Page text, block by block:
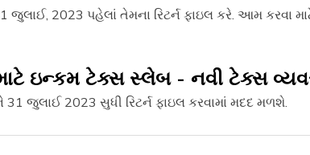
2023 પહેલાં તેમના રિટર્ન ફાઇલ કરે. આમ કરવા
ઇન્કમ ટેક્સ સ્લેબ - નવી ટેક્સ
જુલાઈ 2023 સુધી રિટર્ન ફાઇલ કરવામાં મદદ મળશે.